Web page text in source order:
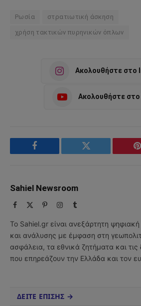
Ρωσία στρατιωτική άσκηση
χρήση τακτικών πυρηνικών όπλων
Ακολουθήστε στο
Ακολουθήστε στο
Facebook Twitter
Sahiel Newsroom
Facebook PinterestInstagram
Tumblr
Το Sahiel.gr είναι ανεξάρτητη
και ανάλυσης με έμφαση στη
ασφάλεια, τα εθνικά ζητήματα και τις
που επηρεάζουν την Ελλάδα και τον
ΔΕΙΤΕ ΕΠΙΣΗΣ →